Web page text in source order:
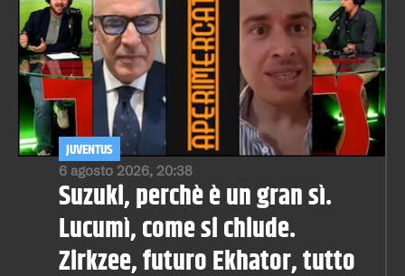
6 agosto 2026, 20:38
JUVENTUS
Suzuki, perchè è un gran sì.
Lucumì, come si chiude.
Zirkzee, futuro Ekhator, tutto